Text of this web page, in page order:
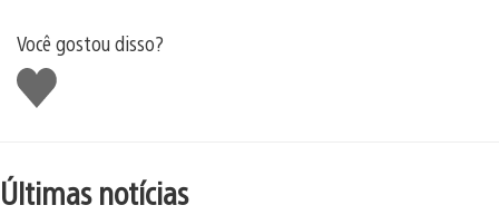
Você gostou disso?
Curtir
Últimas notícias